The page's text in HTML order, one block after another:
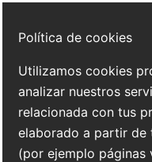
Política de cookies
Utilizamos cookies
analizar nuestros
relacionada con tus
elaborado a partir de
(por ejemplo páginas